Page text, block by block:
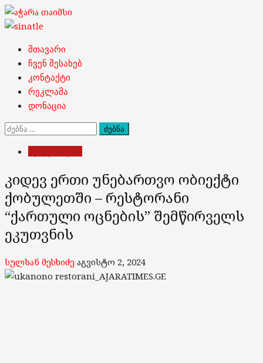
Skip
to
Primary
Menu
მთავარი
ჩვენ შესახებ
კონტაქტი
რეკლამა
დონაცია
ძებნა:
კიდევ ერთი უნებართვო ობიექტი
ქობულეთში – რესტორანი
“ქართული ოცნების” შემწირველს
ეკუთვნის
სულხან მესხიძე აგვისტო 2, 2024